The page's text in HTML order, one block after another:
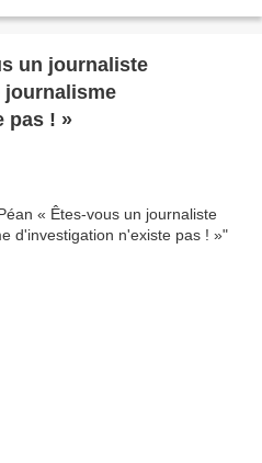
journalisme
pas ! »